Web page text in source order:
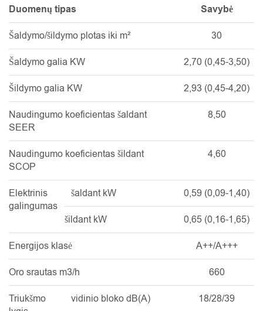
Duomenų tipas Savybė
Šaldymo/šildymo plotas iki m² 30
Šaldymo galia KW 2,70 (0,45-3,50)
Šildymo galia KW 2,93 (0,45-4,20)
Naudingumo koeficientas šaldant
SEER
8,50
Naudingumo koeficientas šildant
SCOP
4,60
Elektrinis
galingumas
šaldant kW 0,59 (0,09-1,40)
šildant kW 0,65 (0,16-1,65)
Energijos klasė A++/A+++
Oro srautas m3/h 660
Triukšmo
vidinio bloko dB(A) 18/28/39